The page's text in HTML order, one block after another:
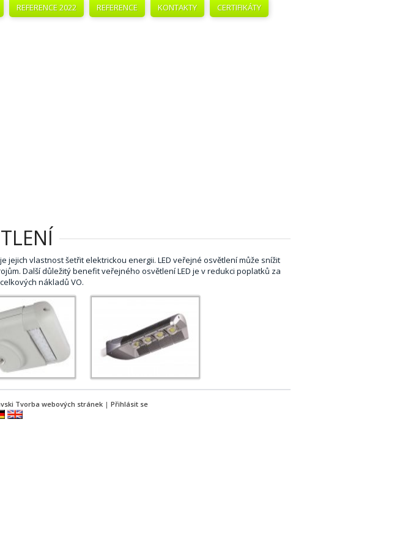
REFERENCE 2022 REFERENCE KONTAKTY CERTIFIKÁTY
jejich vlastnost šetřit elektrickou energii. LED veřejné osvětlení může snížit
Další důležitý benefit veřejného osvětlení LED je v redukci poplatků za
nákladů VO.
Tvorba webových stránek | Přihlásit se